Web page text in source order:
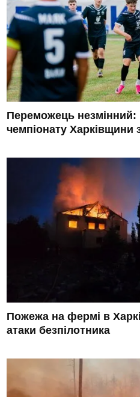
Переможець незмінний:
чемпіонату
Пожежа на фермі в
атаки безпілотника